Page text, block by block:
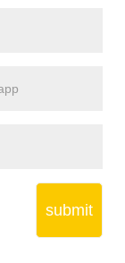
submit